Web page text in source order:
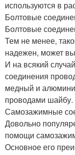
используются в
Болтовые
Болтовые
Тем не менее,
надежен, может
И на всякий
соединения
медный и
проводами шайбу.
Самозажимные
Довольно
помощи
Основное его